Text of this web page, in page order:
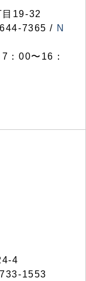
19-32
7365 / N
：00〜16：
4
1553